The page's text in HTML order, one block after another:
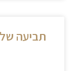
תביעה של